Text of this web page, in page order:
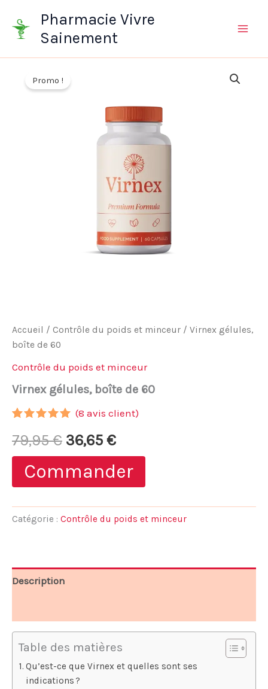
contenu
Pharmacie Vivre
Sainement
Promo !
Accueil / Contrôle du poids et minceur / Virnex gélules,
boîte de 60
Contrôle du poids et minceur
Virnex gélules, boîte de 60
sur 5
basé sur
notations
client
(8 avis client)
79,95€ Le
prix
initial
était :
36,65 €Le
prix
actuel
est :
Commander
Catégorie : Contrôle du poids et minceur
Description
Table des matières
Qu’est-ce que Virnex et quelles sont ses
indications ?